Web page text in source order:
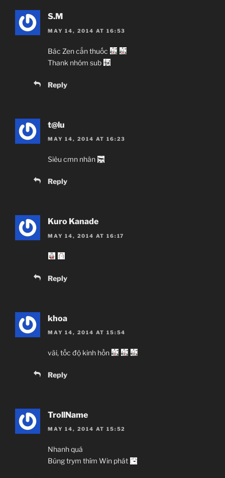
S.M
MAY 14, 2014 AT 16:53
Bác Zen cắn thuốc
Thank nhóm sub
Reply
t@lu
MAY 14, 2014 AT 16:23
Siêu cmn nhân
Reply
Kuro Kanade
MAY 14, 2014 AT 16:17
Reply
khoa
MAY 14, 2014 AT 15:54
vãi, tốc độ kinh hồn
Reply
TrollName
MAY 14, 2014 AT 15:52
Nhanh quá
Búng trym thím Win phát